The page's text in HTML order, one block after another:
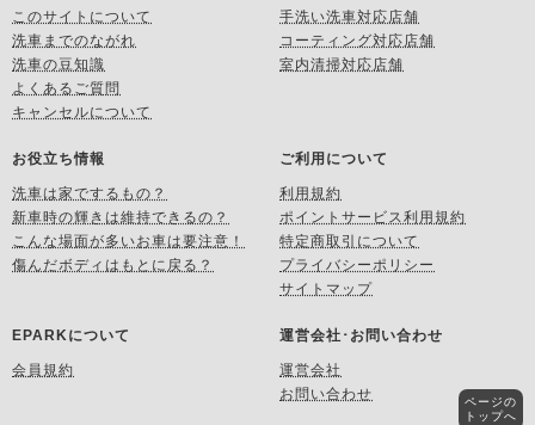
このサイトについて
洗車までのながれ
洗車の豆知識
よくあるご質問
キャンセルについて
手洗い洗車対応店舗
コーティング対応店舗
室内清掃対応店舗
お役立ち情報
洗車は家でするもの？
新車時の輝きは維持できるの？
こんな場面が多いお車は要注意！
傷んだボディはもとに戻る？
ご利用について
利用規約
ポイントサービス利用規約
特定商取引について
プライバシーポリシー
サイトマップ
EPARKについて
会員規約
運営会社･お問い合わせ
運営会社
お問い合わせ
ページの
トップへ